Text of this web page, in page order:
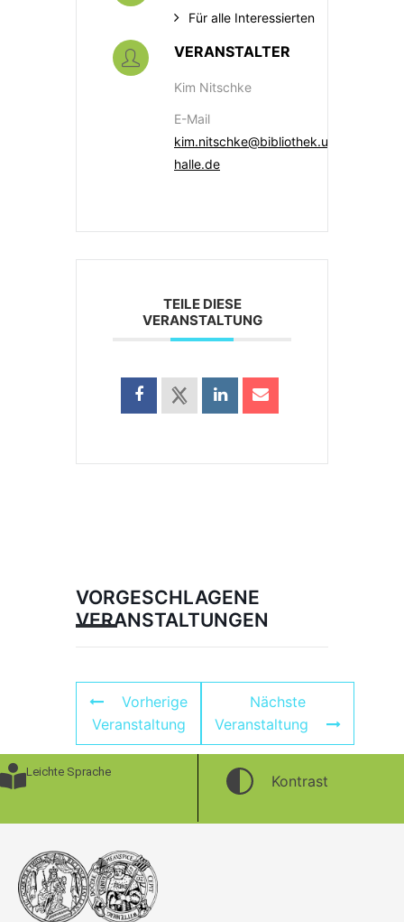
Für alle Interessierten
VERANSTALTER
Kim Nitschke
E-Mail
kim.nitschke@bibliothek.uni-
halle.de
TEILE DIESE
VERANSTALTUNG
VORGESCHLAGENE
VERANSTALTUNGEN
Vorherige
Veranstaltung
Nächste
Veranstaltung
Leichte Sprache
Kontrast